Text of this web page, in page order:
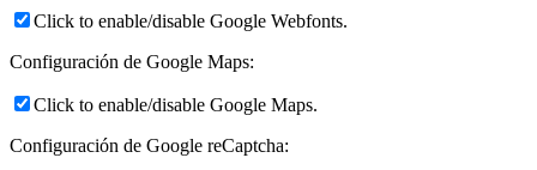
Click to enable/disable Google Webfonts.
Configuración de Google Maps:
Click to enable/disable Google Maps.
Configuración de Google reCaptcha: